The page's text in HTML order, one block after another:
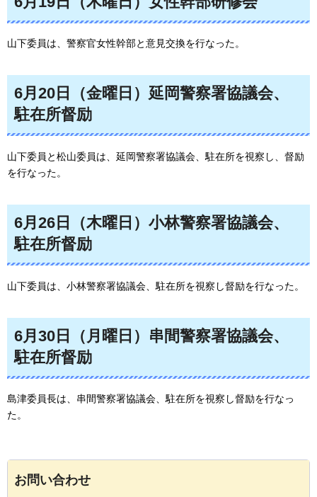
山下委員は、警察官女性幹部と意見交換を行なった。
6月20日（金曜日）延岡警察署協議会、
駐在所督励
山下委員と松山委員は、延岡警察署協議会、駐在所を視察し、督励
を行なった。
6月26日（木曜日）小林警察署協議会、
駐在所督励
山下委員は、小林警察署協議会、駐在所を視察し督励を行なった。
6月30日（月曜日）串間警察署協議会、
駐在所督励
島津委員長は、串間警察署協議会、駐在所を視察し督励を行なっ
た。
お問い合わせ